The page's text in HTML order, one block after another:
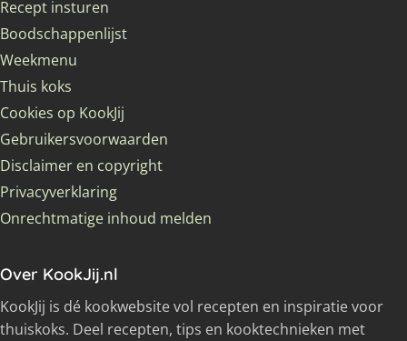
Recept insturen
Boodschappenlijst
Weekmenu
Thuis koks
Cookies op KookJij
Gebruikersvoorwaarden
Disclaimer en copyright
Privacyverklaring
Onrechtmatige inhoud melden
Over KookJij.nl
KookJij is dé kookwebsite vol recepten en inspiratie voor
thuiskoks. Deel recepten, tips en kooktechnieken met